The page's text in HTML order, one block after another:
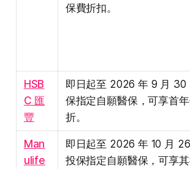
保費折扣。
HSB
C 匯
豐
即日起至 2026 年 9 月 30
保指定自願醫保，可享首
折。
Man
ulife
即日起至 2026 年 10 月 26
投保指定自願醫保，可享